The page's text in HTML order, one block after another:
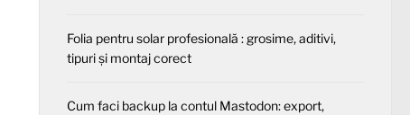
Folia pentru solar profesională : grosime, aditivi,
tipuri și montaj corect
Cum faci backup la contul Mastodon: export,